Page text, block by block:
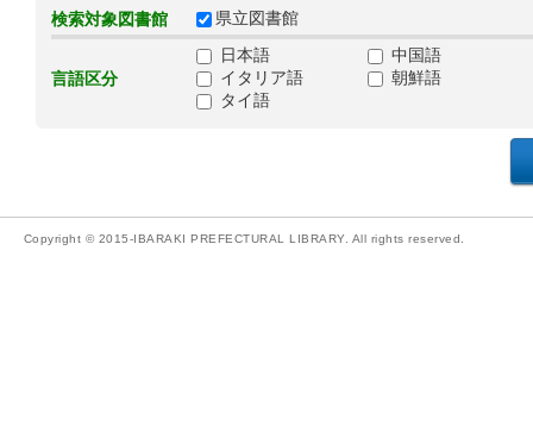
検索対象図書館 県立図書館
言語区分
日本語
中国語
イタリア語
朝鮮語
タイ語
Copyright © 2015-IBARAKI PREFECTURAL LIBRARY. All rights reserved.